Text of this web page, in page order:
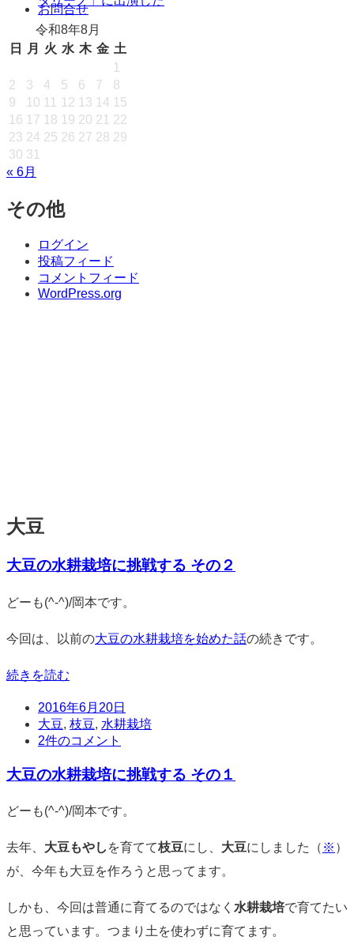
プ
お問合せ
令和8年8月
日
月 火 水 木 金 土
1
2
3 4 5 6 7
8
9
10 11 12 13 14 15
16 17 18 19 20 21 22
23 24 25 26 27 28 29
30 31
« 6月
その他
ログイン
投稿フィード
コメントフィード
WordPress.org
大豆
大豆の水耕栽培に挑戦する その２
標
どーも(^-^)/岡本です。
今回は、以前の大豆の水耕栽培を始めた話の続きです。
続きを読む
日
時
2016年6月20日
タ
グ
大豆, 枝豆, 水耕栽培
コ
ン
2件のコメント
大豆の水耕栽培に挑戦する その１
標
どーも(^-^)/岡本です。
去年、 大豆もやし を育てて枝豆にし、 大豆にしました（ ※ ）
が、今年も大豆を作ろうと思ってます。
しかも、今回は普通に育てるのではなく 水耕栽培で育てたい
と思っています。つまり土を使わずに育てます。